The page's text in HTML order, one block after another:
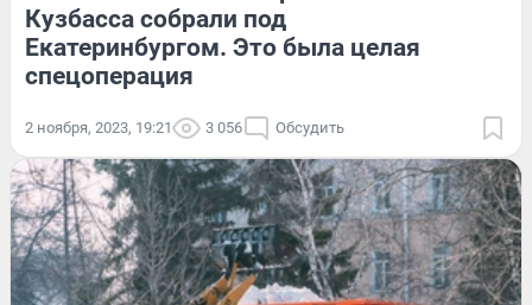
Кузбасса собрали под
Екатеринбургом. Это была целая
спецоперация
2 ноября, 2023, 19:21 3 056 Обсудить